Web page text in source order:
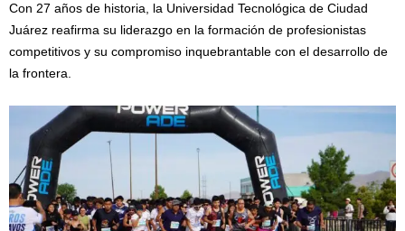
Con 27 años de historia, la Universidad Tecnológica de Ciudad
Juárez reafirma su liderazgo en la formación de profesionistas
competitivos y su compromiso inquebrantable con el desarrollo de
la frontera.